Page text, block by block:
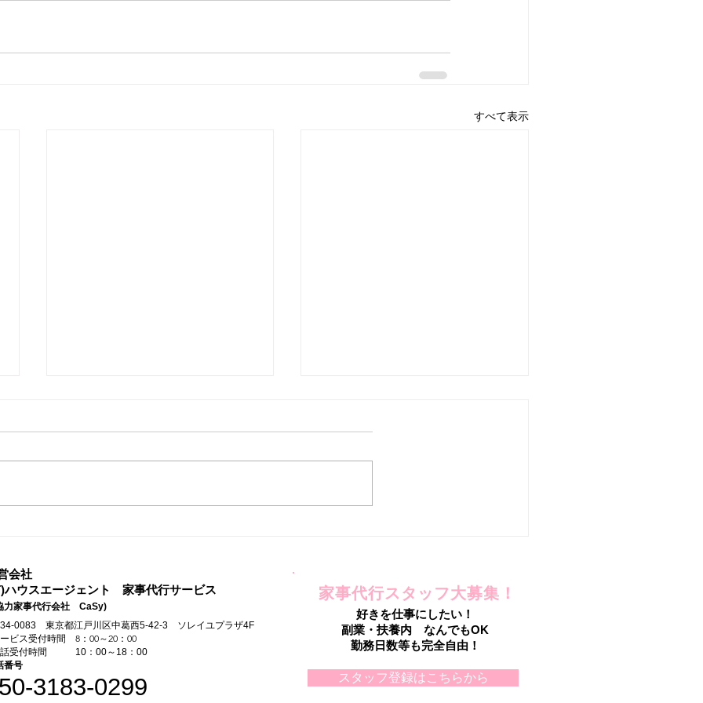
すべて表示
会社
ハウスエージェント 家事代行サービス
力家事代行会社 CaSy)
0083 東京都江戸川区中葛西5-42-3 ソレイユプラザ4F
ビス受付時間 8：00～20：00
話受付時間 10：00～18：00
番号
3183-0299
家事代行スタッフ大募集！
好きを仕事にしたい！
副業・扶養内 なんでもOK
勤務日数等も完全自由！
スタッフ登録はこちらから